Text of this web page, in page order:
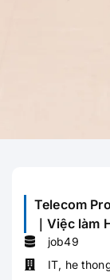
Telecom
｜Việc làm
job49
IT, he